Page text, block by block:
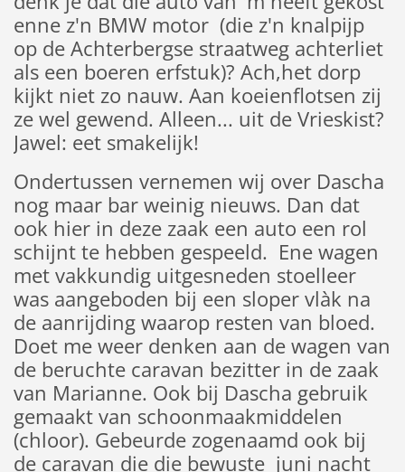
enne z'n BMW motor (die z'n knalpijp
op de Achterbergse straatweg achterliet
als een boeren erfstuk)? Ach,het dorp
kijkt niet zo nauw. Aan koeienflotsen zij
ze wel gewend. Alleen... uit de Vrieskist?
Jawel: eet smakelijk!
Ondertussen vernemen wij over Dascha
nog maar bar weinig nieuws. Dan dat
ook hier in deze zaak een auto een rol
schijnt te hebben gespeeld. Ene wagen
met vakkundig uitgesneden stoelleer
was aangeboden bij een sloper vlàk na
de aanrijding waarop resten van bloed.
Doet me weer denken aan de wagen van
de beruchte caravan bezitter in de zaak
van Marianne. Ook bij Dascha gebruik
gemaakt van schoonmaakmiddelen
(chloor). Gebeurde zogenaamd ook bij
de caravan die die bewuste juni nacht